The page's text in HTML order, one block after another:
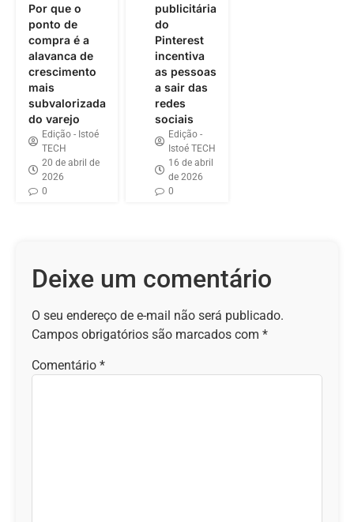
Por que o
ponto de
compra é a
alavanca de
crescimento
mais
subvalorizada
do varejo
Edição - Istoé
TECH
20 de abril de
2026
0
publicitária
do
Pinterest
incentiva
as pessoas
a sair das
redes
sociais
Edição -
Istoé TECH
16 de abril
de 2026
0
Deixe um comentário
O seu endereço de e-mail não será publicado.
Campos obrigatórios são marcados com *
Comentário *